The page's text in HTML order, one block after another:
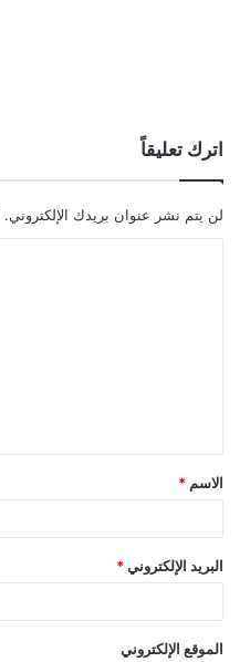
اترك تعليقاً
لن يتم نشر عنوان بريدك الإلكتروني.
ق
*
الاسم *
البريد الإلكتروني *
الموقع الإلكتروني